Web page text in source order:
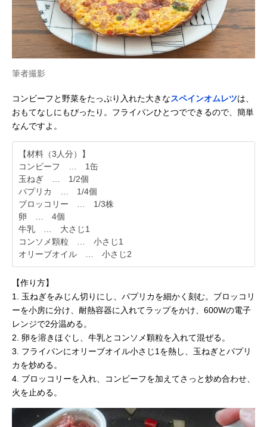
筆者撮影
コンビーフと野菜をたっぷり入れた大きなスペインオムレツは、
おもてなしにもぴったり。フライパンひとつでできるので、簡単
なんですよ。
【材料（3人分）】
コンビーフ … 1缶
玉ねぎ … 1/2個
パプリカ … 1/4個
ブロッコリー … 1/3株
卵 … 4個
牛乳 … 大さじ1
コンソメ顆粒 … 小さじ1
オリーブオイル … 小さじ2
【作り方】
1. 玉ねぎをみじん切りにし、パプリカを細かく刻む。ブロッコリ
ーを小房に分け、耐熱容器に入れてラップをかけ、600Wの電子
レンジで2分温める。
2. 卵を溶きほぐし、牛乳とコンソメ顆粒を入れて混ぜる。
3. フライパンにオリーブオイル小さじ1を熱し、玉ねぎとパプリ
カを炒める。
4. ブロッコリーを入れ、コンビーフを加えてさっと炒め合わせ、
火を止める。